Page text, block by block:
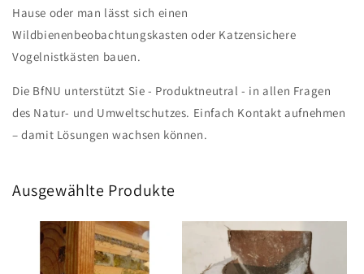
Hause oder man lässt sich einen
Wildbienenbeobachtungskasten oder Katzensichere
Vogelnistkästen bauen.
Die BfNU unterstützt Sie - Produktneutral - in allen Fragen
des Natur- und Umweltschutzes. Einfach Kontakt aufnehmen
– damit Lösungen wachsen können.
Ausgewählte Produkte